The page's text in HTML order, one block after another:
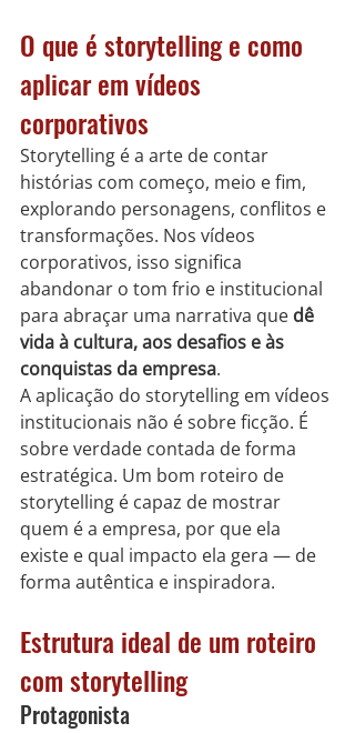
O que é storytelling e como
aplicar em vídeos
corporativos
Storytelling é a arte de contar
histórias com começo, meio e fim,
explorando personagens, conflitos e
transformações. Nos vídeos
corporativos, isso significa
abandonar o tom frio e institucional
para abraçar uma narrativa que dê
vida à cultura, aos desafios e às
conquistas da empresa.
A aplicação do storytelling em vídeos
institucionais não é sobre ficção. É
sobre verdade contada de forma
estratégica. Um bom roteiro de
storytelling é capaz de mostrar
quem é a empresa, por que ela
existe e qual impacto ela gera — de
forma autêntica e inspiradora.
Estrutura ideal de um roteiro
com storytelling
Protagonista